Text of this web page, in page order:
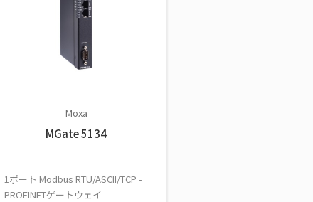
Moxa
MGate 5134
1ポート Modbus RTU/ASCII/TCP -
PROFINETゲートウェイ